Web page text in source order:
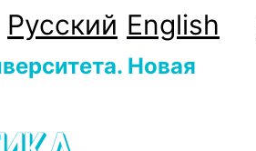
Русский English
Новая